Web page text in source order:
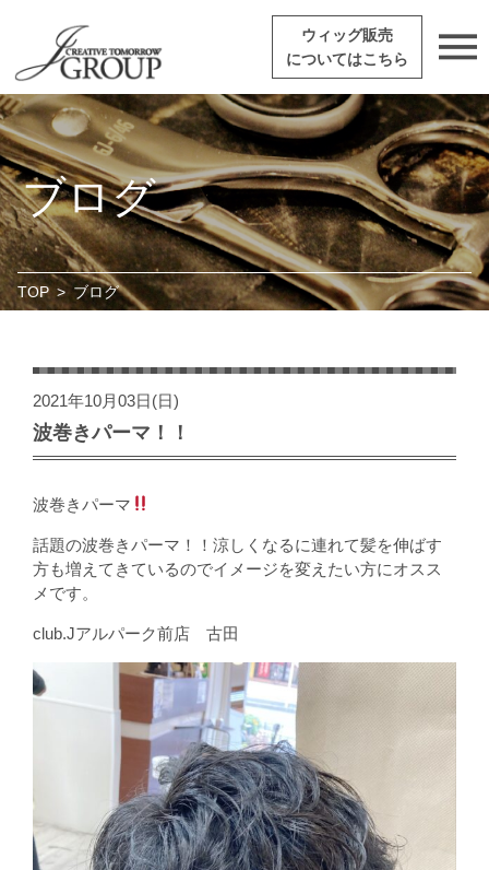
ウィッグ販売
についてはこちら
ブログ
TOP > ブログ
2021年10月03日(日)
波巻きパーマ！！
波巻きパーマ
話題の波巻きパーマ！！涼しくなるに連れて髪を伸ばす
方も増えてきているのでイメージを変えたい方にオスス
メです。
club.Jアルパーク前店 古田